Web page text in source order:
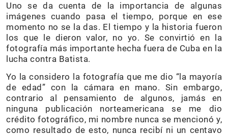
Uno se da cuenta de la importancia de algunas
imágenes cuando pasa el tiempo, porque en ese
momento no se la das. El tiempo y la historia fueron
los que le dieron valor, no yo. Se convirtió en la
fotografía más importante hecha fuera de Cuba en la
lucha contra Batista.
Yo la considero la fotografía que me dio “la mayoría
de edad” con la cámara en mano. Sin embargo,
contrario al pensamiento de algunos, jamás en
ninguna publicación norteamericana se me dio
crédito fotográfico, mi nombre nunca se mencionó y,
como resultado de esto, nunca recibí ni un centavo